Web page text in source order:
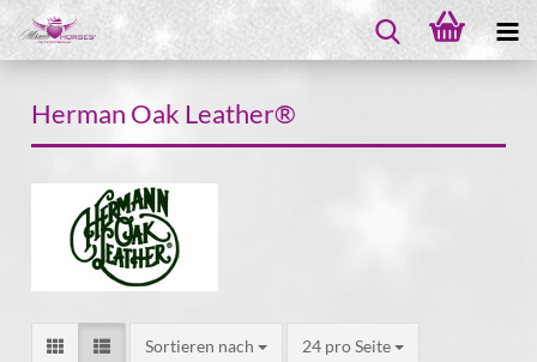
Herman Oak Leather®
Sortieren nach 24 pro Seite